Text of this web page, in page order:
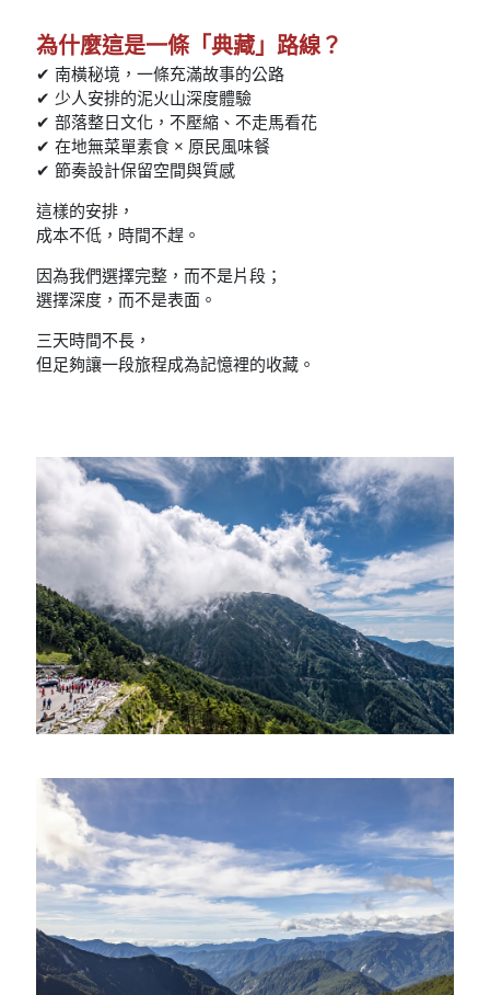
為什麼這是一條「典藏」路線？
✔ 南橫秘境，一條充滿故事的公路
✔ 少人安排的泥火山深度體驗
✔ 部落整日文化，不壓縮、不走馬看花
✔ 在地無菜單素食 × 原民風味餐
✔ 節奏設計保留空間與質感
這樣的安排，
成本不低，時間不趕。
因為我們選擇完整，而不是片段；
選擇深度，而不是表面。
三天時間不長，
但足夠讓一段旅程成為記憶裡的收藏。